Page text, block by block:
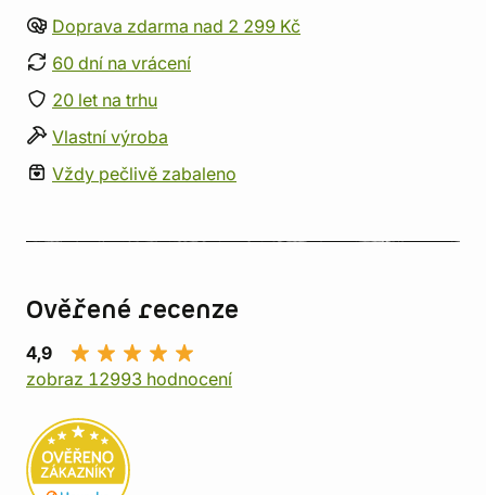
Doprava zdarma nad 2 299 Kč
60 dní na vrácení
20 let na trhu
Vlastní výroba
Vždy pečlivě zabaleno
Ověřené recenze
4,9
zobraz 12993 hodnocení